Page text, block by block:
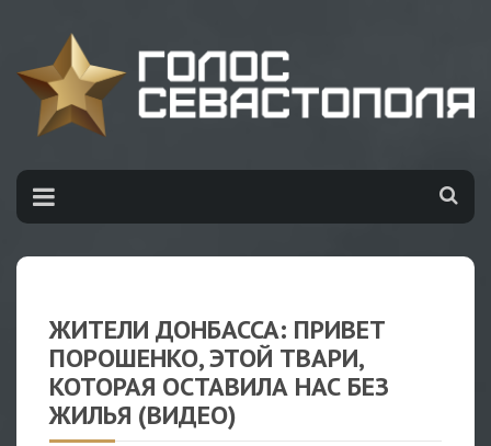
ЖИТЕЛИ ДОНБАССА: ПРИВЕТ
ПОРОШЕНКО, ЭТОЙ ТВАРИ,
КОТОРАЯ ОСТАВИЛА НАС БЕЗ
ЖИЛЬЯ (ВИДЕО)